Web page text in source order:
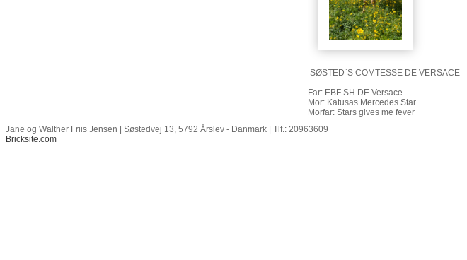
SØSTED`S COMTESSE DE VERSACE
Far: EBF SH DE Versace
Mor: Katusas Mercedes Star
Morfar: Stars gives me fever
Jane og Walther Friis Jensen | Søstedvej 13, 5792 Årslev - Danmark | Tlf.: 20963609
Bricksite.com